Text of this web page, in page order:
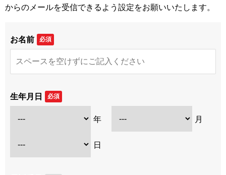
からのメールを受信できるよう設定をお願いいたします。
お名前 必須
生年月日 必須
年 月
日